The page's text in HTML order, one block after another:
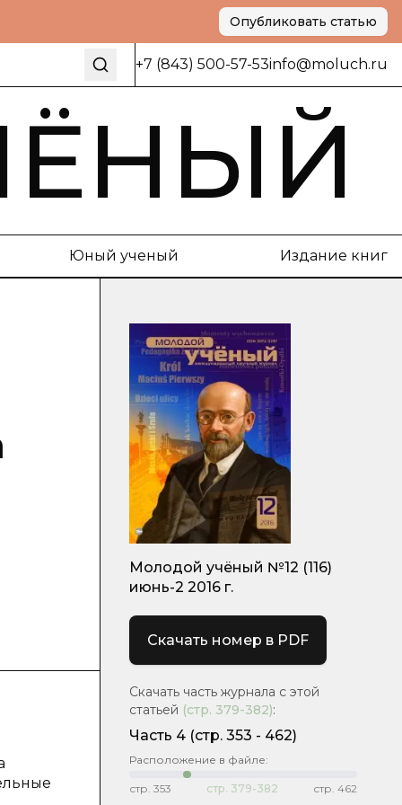
Опубликовать статью
+7 (843) 500-57-53info@moluch.ru
Юный ученый Издание книг
Молодой учёный №12 (116)
июнь-2 2016 г.
Скачать номер в PDF
Скачать часть журнала с этой
статьей (стр. 379-382):
Часть 4 (cтр. 353 - 462)
Расположение в файле:
стр. 353 стр. 379-382 стр. 462